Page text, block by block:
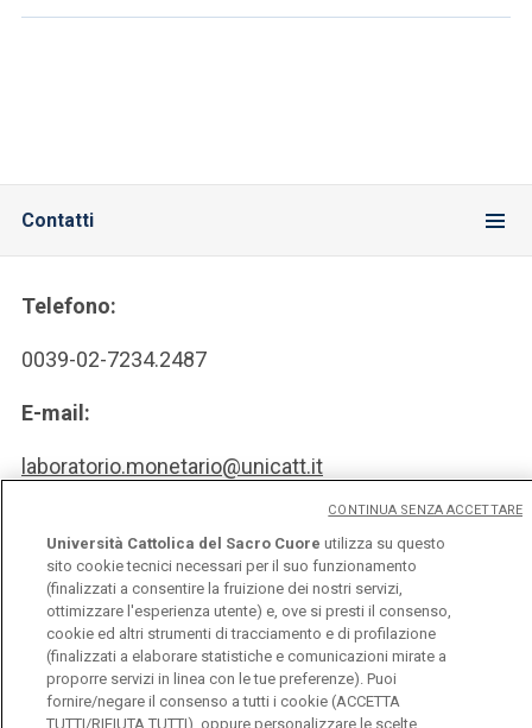
Contatti
Telefono:
0039-02-7234.2487
E-mail:
laboratorio.monetario@unicatt.it
da Lunedì a Venerdì
dalle 9.00 alle 13.00
Università Cattolica del Sacro Cuore utilizza su questo
sito cookie tecnici necessari per il suo funzionamento
(finalizzati a consentire la fruizione dei nostri servizi,
ottimizzare l'esperienza utente) e, ove si presti il consenso,
cookie ed altri strumenti di tracciamento e di profilazione
(finalizzati a elaborare statistiche e comunicazioni mirate a
proporre servizi in linea con le tue preferenze). Puoi
fornire/negare il consenso a tutti i cookie (ACCETTA
TUTTI/RIFIUTA TUTTI), oppure personalizzare le scelte
CONTINUA SENZA ACCETTARE